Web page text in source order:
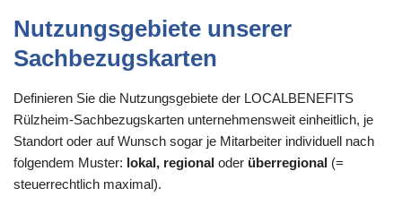
Nutzungsgebiete unserer
Sachbezugskarten
Definieren Sie die Nutzungsgebiete der LOCALBENEFITS
Rülzheim-Sachbezugskarten unternehmensweit einheitlich, je
Standort oder auf Wunsch sogar je Mitarbeiter individuell nach
folgendem Muster: lokal, regional oder überregional (=
steuerrechtlich maximal).